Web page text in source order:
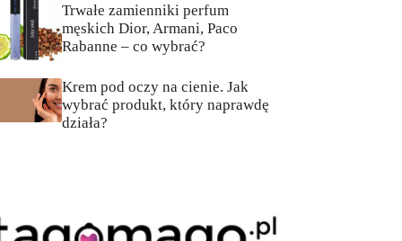
Trwałe zamienniki perfum
męskich Dior, Armani, Paco
Rabanne – co wybrać?
Krem pod oczy na cienie. Jak
wybrać produkt, który naprawdę
działa?